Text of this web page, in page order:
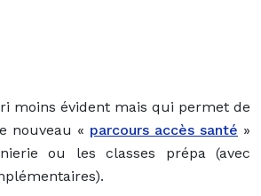
moins évident mais qui permet de
nouveau « parcours accès santé »
ou les classes prépa (avec